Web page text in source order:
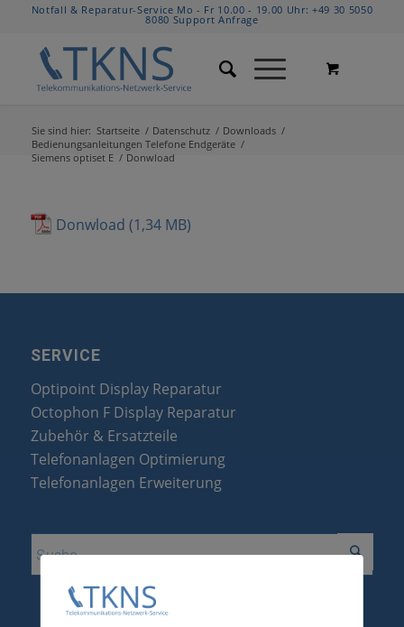
Notfall & Reparatur-Service Mo - Fr 10.00 - 19.00 Uhr:+49 30 5050
8080 Support Anfrage
Sie sind hier: Startseite / Datenschutz / Downloads /
Bedienungsanleitungen Telefone Endgeräte /
Siemens optiset E / Donwload
Donwload
SERVICE
Optipoint Display Reparatur
Octophon F Display Reparatur
Zubehör & Ersatzteile
Telefonanlagen Optimierung
Telefonanlagen Erweiterung